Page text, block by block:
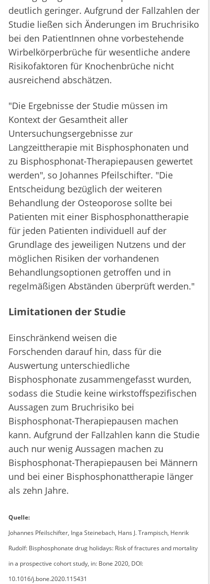
deutlich geringer. Aufgrund der Fallzahlen der
Studie ließen sich Änderungen im Bruchrisiko
bei den PatientInnen ohne vorbestehende
Wirbelkörperbrüche für wesentliche andere
Risikofaktoren für Knochenbrüche nicht
ausreichend abschätzen.
"Die Ergebnisse der Studie müssen im
Kontext der Gesamtheit aller
Untersuchungsergebnisse zur
Langzeittherapie mit Bisphosphonaten und
zu Bisphosphonat-Therapiepausen gewertet
werden", so Johannes Pfeilschifter. "Die
Entscheidung bezüglich der weiteren
Behandlung der Osteoporose sollte bei
Patienten mit einer Bisphosphonattherapie
für jeden Patienten individuell auf der
Grundlage des jeweiligen Nutzens und der
möglichen Risiken der vorhandenen
Behandlungsoptionen getroffen und in
regelmäßigen Abständen überprüft werden."
Limitationen der Studie
Einschränkend weisen die
Forschenden darauf hin, dass für die
Auswertung unterschiedliche
Bisphosphonate zusammengefasst wurden,
sodass die Studie keine wirkstoffspezifischen
Aussagen zum Bruchrisiko bei
Bisphosphonat-Therapiepausen machen
kann. Aufgrund der Fallzahlen kann die Studie
auch nur wenig Aussagen machen zu
Bisphosphonat-Therapiepausen bei Männern
und bei einer Bisphosphonattherapie länger
als zehn Jahre.
Quelle:
Johannes Pfeilschifter, Inga Steinebach, Hans J. Trampisch, Henrik
Rudolf: Bisphosphonate drug holidays: Risk of fractures and mortality
in a prospective cohort study, in: Bone 2020, DOI:
10.1016/j.bone.2020.115431